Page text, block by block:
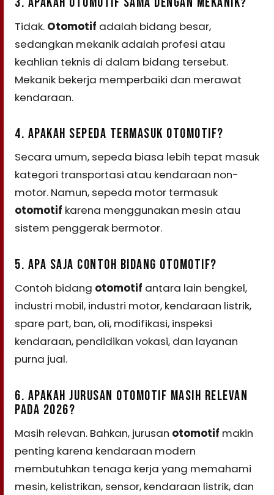
Tidak. Otomotif adalah bidang besar,
sedangkan mekanik adalah profesi atau
keahlian teknis di dalam bidang tersebut.
Mekanik bekerja memperbaiki dan merawat
kendaraan.
4. APAKAH SEPEDA TERMASUK OTOMOTIF?
Secara umum, sepeda biasa lebih tepat masuk
kategori transportasi atau kendaraan non-
motor. Namun, sepeda motor termasuk
otomotif karena menggunakan mesin atau
sistem penggerak bermotor.
5. APA SAJA CONTOH BIDANG OTOMOTIF?
Contoh bidang otomotif antara lain bengkel,
industri mobil, industri motor, kendaraan listrik,
spare part, ban, oli, modifikasi, inspeksi
kendaraan, pendidikan vokasi, dan layanan
purna jual.
6. APAKAH JURUSAN OTOMOTIF MASIH RELEVAN
PADA 2026?
Masih relevan. Bahkan, jurusan otomotif makin
penting karena kendaraan modern
membutuhkan tenaga kerja yang memahami
mesin, kelistrikan, sensor, kendaraan listrik, dan